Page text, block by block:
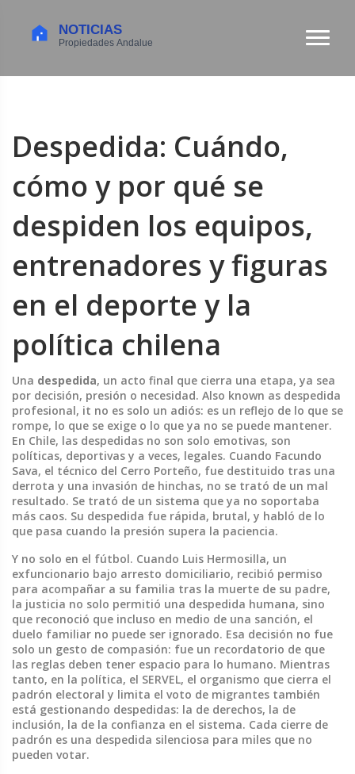
Despedida: Cuándo,
cómo y por qué se
despiden los equipos,
entrenadores y figuras
en el deporte y la
política chilena
Una despedida, un acto final que cierra una etapa, ya sea
por decisión, presión o necesidad. Also known as despedida
profesional, it no es solo un adiós: es un reflejo de lo que se
rompe, lo que se exige o lo que ya no se puede mantener.
En Chile, las despedidas no son solo emotivas, son
políticas, deportivas y a veces, legales. Cuando Facundo
Sava, el técnico del Cerro Porteño, fue destituido tras una
derrota y una invasión de hinchas, no se trató de un mal
resultado. Se trató de un sistema que ya no soportaba
más caos. Su despedida fue rápida, brutal, y habló de lo
que pasa cuando la presión supera la paciencia.
Y no solo en el fútbol. Cuando Luis Hermosilla, un
exfuncionario bajo arresto domiciliario, recibió permiso
para acompañar a su familia tras la muerte de su padre,
la justicia no solo permitió una despedida humana, sino
que reconoció que incluso en medio de una sanción, el
duelo familiar no puede ser ignorado. Esa decisión no fue
solo un gesto de compasión: fue un recordatorio de que
las reglas deben tener espacio para lo humano. Mientras
tanto, en la política, el SERVEL, el organismo que cierra el
padrón electoral y limita el voto de migrantes también
está gestionando despedidas: la de derechos, la de
inclusión, la de la confianza en el sistema. Cada cierre de
padrón es una despedida silenciosa para miles que no
pueden votar.